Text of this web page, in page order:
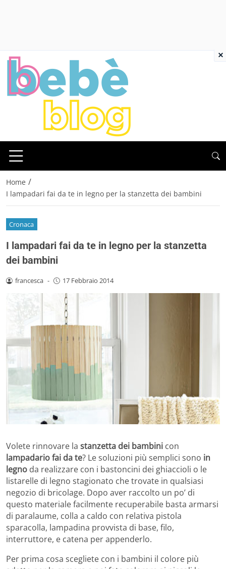
Home /
I lampadari fai da te in legno per la stanzetta dei bambini
Cronaca
I lampadari fai da te in legno per la stanzetta
dei bambini
francesca - 17 Febbraio 2014
Volete rinnovare la stanzetta dei bambini con
lampadario fai da te? Le soluzioni più semplici sono in
legno da realizzare con i bastoncini dei ghiaccioli o le
listarelle di legno stagionato che trovate in qualsiasi
negozio di bricolage. Dopo aver raccolto un po’ di
questo materiale facilmente recuperabile basta armarsi
di paralaume, colla a caldo con relativa pistola
sparacolla, lampadina provvista di base, filo,
interruttore, e catena per appenderlo.
Per prima cosa scegliete con i bambini il colore più
×